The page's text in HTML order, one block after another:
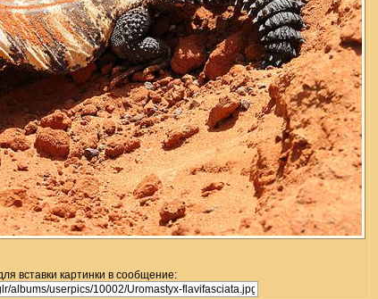
вставки картинки в сообщение: